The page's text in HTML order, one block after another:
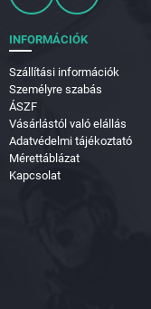
INFORMÁCIÓK
Szállítási információk
Személyre szabás
ÁSZF
Vásárlástól való elállás
Adatvédelmi tájékoztató
Mérettáblázat
Kapcsolat